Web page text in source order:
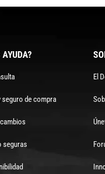
seguro de compra
seguras
El